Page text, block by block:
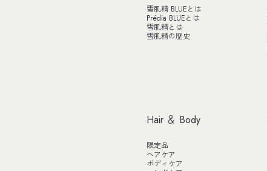
雪肌精 BLUEとは
Prédia BLUEとは
雪肌精とは
雪肌精の歴史
Hair ＆ Body
限定品
ヘアケア
ボディケア